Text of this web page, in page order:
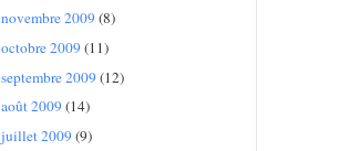
novembre 2009 (8)
octobre 2009 (11)
septembre 2009 (12)
août 2009 (14)
juillet 2009 (9)